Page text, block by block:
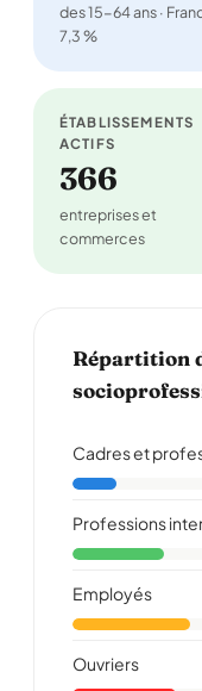
des 15-64 ans ·
7,3 %
ÉTABLISSEMENTS
ACTIFS
366
entreprises et
commerces
Répartition
Cadres et
Professions
Employés
Ouvriers